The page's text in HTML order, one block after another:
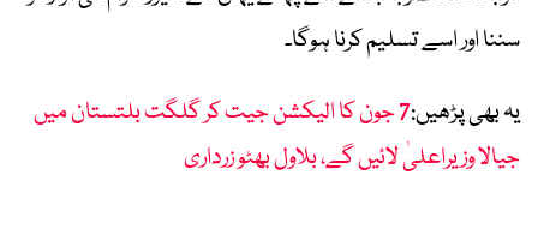
سننا اور اسے تسلیم کرنا ہوگا۔
یہ بھی پڑھیں: 7 جون کا الیکشن جیت کر گلگت بلتستان میں
جیالا وزیراعلیٰ لائیں گے، بلاول بھٹو زرداری